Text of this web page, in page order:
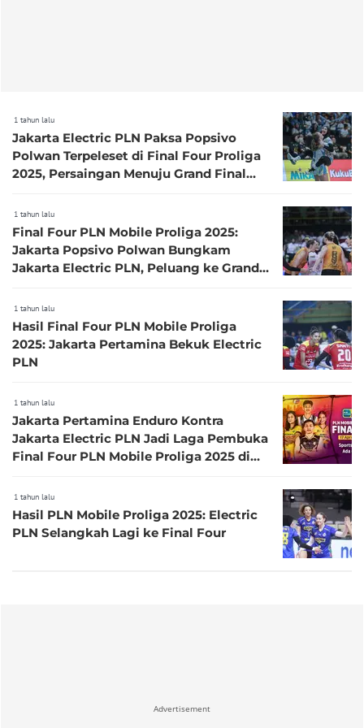
1 tahun lalu
Jakarta Electric PLN Paksa Popsivo
Polwan Terpeleset di Final Four Proliga
2025, Persaingan Menuju Grand Final
1 tahun lalu
Final Four PLN Mobile Proliga 2025:
Jakarta Popsivo Polwan Bungkam
Jakarta Electric PLN, Peluang ke Grand
1 tahun lalu
Hasil Final Four PLN Mobile Proliga
2025: Jakarta Pertamina Bekuk Electric
PLN
1 tahun lalu
Jakarta Pertamina Enduro Kontra
Jakarta Electric PLN Jadi Laga Pembuka
Final Four PLN Mobile Proliga 2025 di
1 tahun lalu
Hasil PLN Mobile Proliga 2025: Electric
PLN Selangkah Lagi ke Final Four
Advertisement